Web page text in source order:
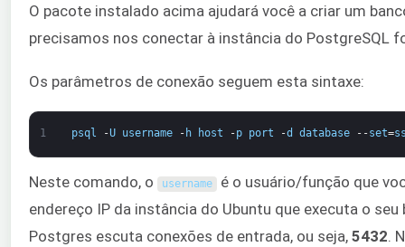
O pacote instalado acima ajudará você a criar um
precisamos nos conectar à instância do PostgreSQL
Os parâmetros de conexão seguem esta sintaxe:
1 psql -U username - h host -p port -d database --set=
Neste comando, o username é o usuário/função que
endereço IP da instância do Ubuntu que executa o
Postgres escuta conexões de entrada, ou seja, 5432.